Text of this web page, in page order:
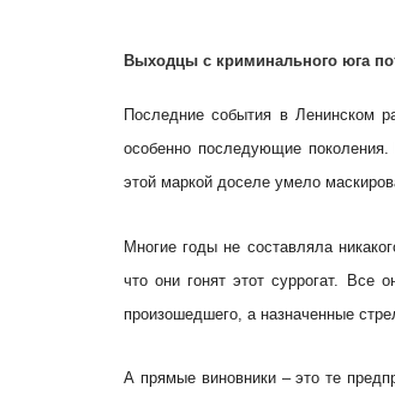
Выходцы с криминального юга
Последние события в Ленинском
особенно последующие
этой маркой доселе умело
Многие годы не составляла
что они гонят этот суррогат.
произошедшего, а назначенные
А прямые виновники – это те